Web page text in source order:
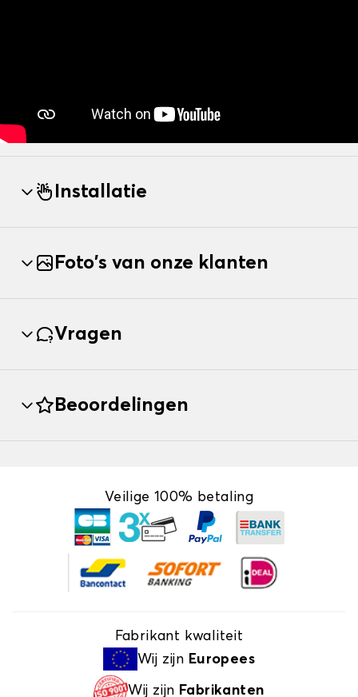
Installatie
Foto's van onze klanten
Vragen
Beoordelingen
Veilige 100% betaling
Fabrikant kwaliteit
Wij zijn Europees
Wij zijn Fabrikanten